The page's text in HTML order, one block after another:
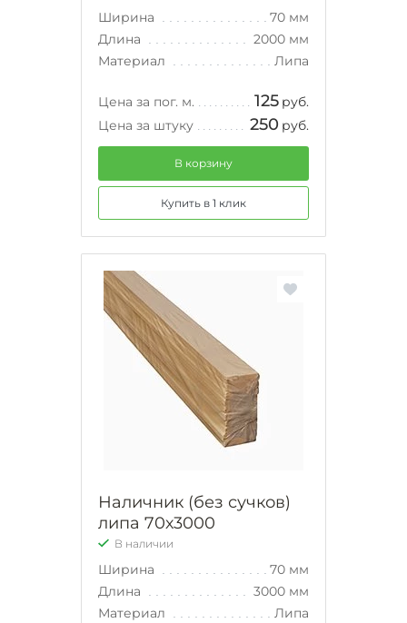
Ширина
70 мм
Длина
2000 мм
Материал
Липа
Цена за пог. м. 125 руб.
Цена за штуку
250 руб.
В корзину
Купить в 1 клик
Наличник (без сучков)
липа 70х3000
В наличии
Ширина
70 мм
Длина
3000 мм
Материал
Липа